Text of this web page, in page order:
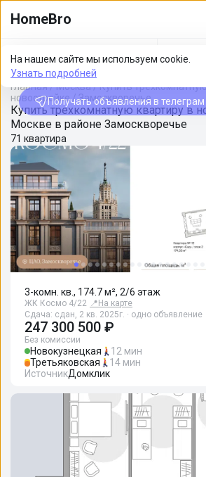
HomeBro
На нашем сайте мы используем cookie.
Узнать подробней
Получать объявления в телеграм
Фильтры
Главная/Москва/Купить
новостройке/Замоскворечье
Купить трехкомнатную квартиру в
Москве в районе Замоскворечье
71 квартира
3-комн. кв., 174.7 м², 2/6 этаж
ЖК Космо 4/22 📍 На карте
Сдача: сдан, 2 кв. 2025г. · одно объявление
247 300 500 ₽
Без комиссии
Новокузнецкая
12 мин
Третьяковская
14 мин
ИсточникДомклик